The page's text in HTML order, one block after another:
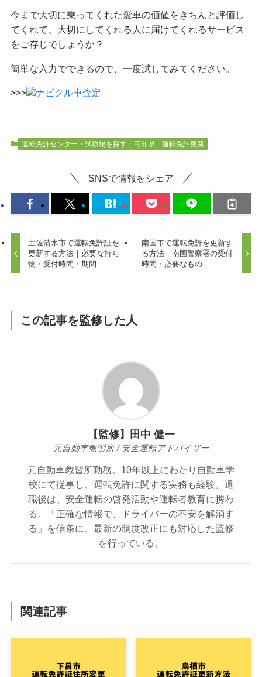
今まで大切に乗ってくれた愛車の価値をきちんと評価し
てくれて、大切にしてくれる人に届けてくれるサービス
をご存じでしょうか？
簡単な入力でできるので、一度試してみてください。
>>> ナビクル車査定
運転免許センター・試験場を探す 高知県 運転免許更新
SNSで情報をシェア
土佐清水市で運転免許証を
更新する方法｜必要な持ち
物・受付時間・期間
南国市で運転免許を更新す
る方法｜南国警察署の受付
時間・必要なもの
この記事を監修した人
【監修】田中 健一
元自動車教習所 / 安全運転アドバイザー
元自動車教習所勤務。10年以上にわたり自動車学
校にて従事し、運転免許に関する実務も経験。退
職後は、安全運転の啓発活動や運転者教育に携わ
る。「正確な情報で、ドライバーの不安を解消す
る」を信条に、最新の制度改正にも対応した監修
を行っている。
関連記事